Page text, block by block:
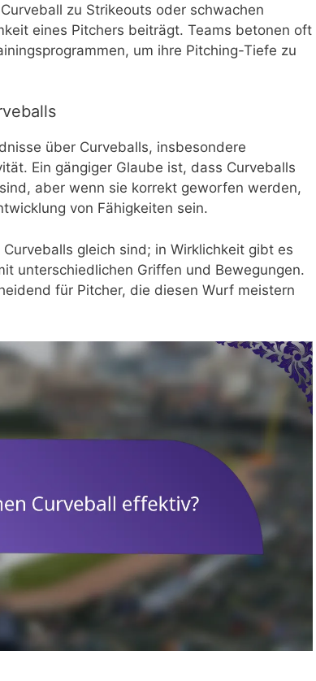
zu Strikeouts oder schwachen
eines Pitchers beiträgt. Teams betonen oft
um ihre Pitching-Tiefe zu
über Curveballs, insbesondere
Ein gängiger Glaube ist, dass Curveballs
aber wenn sie korrekt geworfen werden,
von Fähigkeiten sein.
gleich sind; in Wirklichkeit gibt es
unterschiedlichen Griffen und Bewegungen.
für Pitcher, die diesen Wurf meistern